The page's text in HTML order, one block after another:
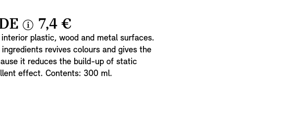
i
n
f
o
7,4 €
plastic, wood and metal surfaces.
revives colours and gives the
it reduces the build-up of static
effect. Contents: 300 ml.